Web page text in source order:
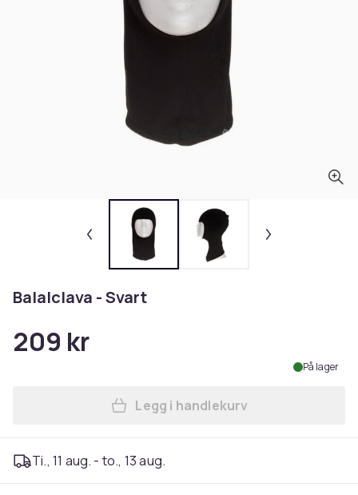
Balalclava - Svart
209 kr
På lager
Legg Balalclava - Svart i
Legg i handlekurv
Ti., 11 aug. - to., 13 aug.